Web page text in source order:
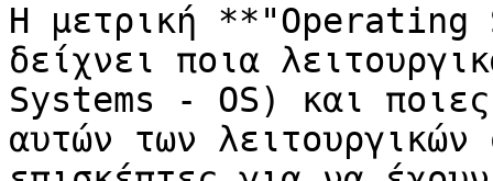
Η μετρική **"Operating
δείχνει ποια
Systems - OS) και
αυτών των λειτουργικών